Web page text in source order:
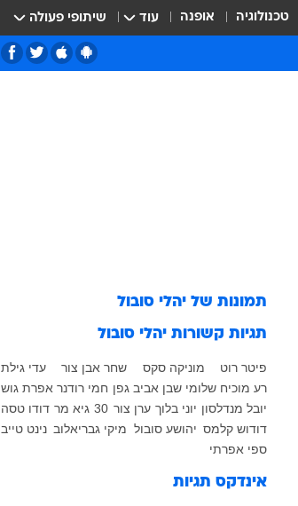
טכנולוגיה אופנה עוד שיתופי פעולה
תמונות של יהלי סובול
תגיות קשורות יהלי סובול
פיטר רוט מוניקה סקס שחר אבן צור
עדי גילת
רע מוכיח שלומי שבן אביב גפן חמי רודנר אפרת גוש
יובל מנדלסון יוני בלוך ערן צור 30 גיא מר דודו טסה
דודוש קלמס יהושע סובול מיקי גבריאלוב נינט טייב
ספי אפרתי
אינדקס תגיות